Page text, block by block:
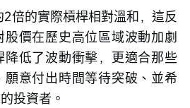
2倍的實際槓桿相對溫和，這反
價在歷史高位區域波動加劇
降低了波動衝擊，更適合那些
意付出時間等待突破、並希
投資者。